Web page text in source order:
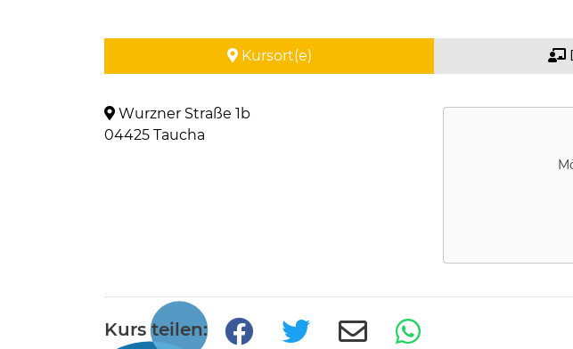
Kursort(e)
Wurzner Straße 1b
04425 Taucha
Kurs teilen: